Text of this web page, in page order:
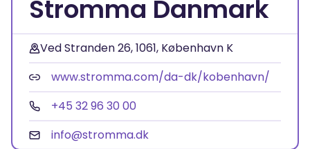
Stromma Danmark
Ved Stranden 26, 1061, København K
www.stromma.com/da-dk/kobenhavn/
+45 32 96 30 00
info@stromma.dk